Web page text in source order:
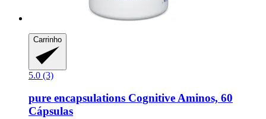
Carrinho
5.0 (3)
pure encapsulations Cognitive Aminos, 60
Cápsulas